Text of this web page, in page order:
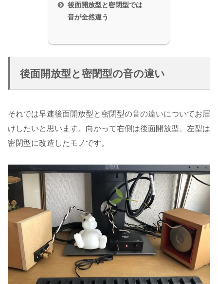
後面開放型と密閉型では
音が全然違う
後面開放型と密閉型の音の違い
それでは早速後面開放型と密閉型の音の違いについてお届
けしたいと思います。向かって右側は後面開放型、左型は
密閉型に改造したモノです。